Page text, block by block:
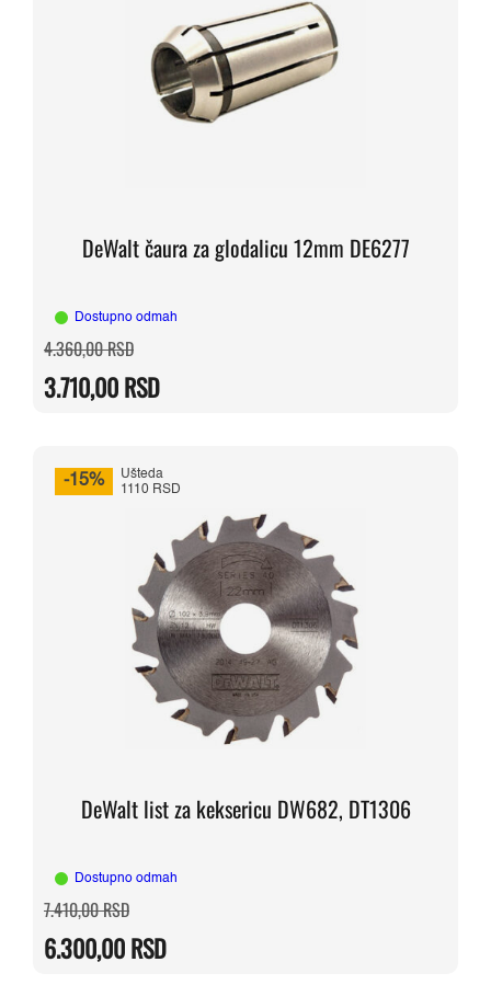
DeWalt čaura za glodalicu 12mm DE6277
Dostupno odmah
4.360,00RSDOriginalna
cena
bila:
4.360,00 RSD.
3.710,00RSD
Trenutna
cena
3.710,00 RSD.
-15%
Ušteda
1110 RSD
DeWalt list za keksericu DW682, DT1306
Dostupno odmah
7.410,00RSDOriginalna
cena
bila:
7.410,00 RSD.
6.300,00RSD
Trenutna
cena
6.300,00 RSD.